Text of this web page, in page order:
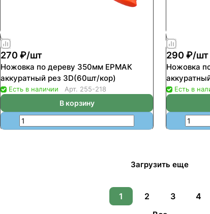
270 ₽/шт
Ножовка по дереву 350мм ЕРМАК
аккуратный рез 3D(60шт/кор)
Есть в наличии Арт. 255-218
В корзину
290 ₽/шт
Ножовка
Есть в
Загрузить еще
1 2 3
4